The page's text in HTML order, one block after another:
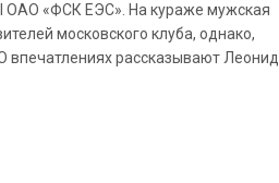
«ФСК ЕЭС». На кураже мужская
московского клуба, однако,
впечатлениях рассказывают Леонид